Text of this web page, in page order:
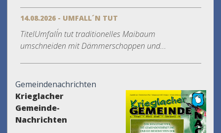
14.08.2026 - UMFALL´N TUT
TitelUmfall´n tut traditionelles Maibaum
umschneiden mit Dämmerschoppen und...
Gemeindenachrichten
Krieglacher
Gemeinde-
Nachrichten